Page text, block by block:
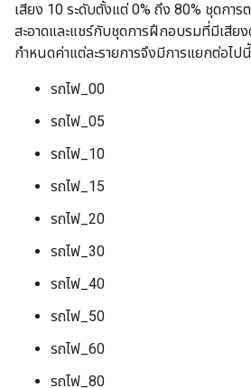
เสียง 10 ระดับตั้งแต่ 0% ถึง 80% ชุดกา
สะอาดและแชร์กับชุดการฝึกอบรมที่มีเสีย
กำหนดค่าแต่ละรายการจึงมีการแยกต่อไป
รถไฟ_00
รถไฟ_05
รถไฟ_10
รถไฟ_15
รถไฟ_20
รถไฟ_30
รถไฟ_40
รถไฟ_50
รถไฟ_60
รถไฟ_80